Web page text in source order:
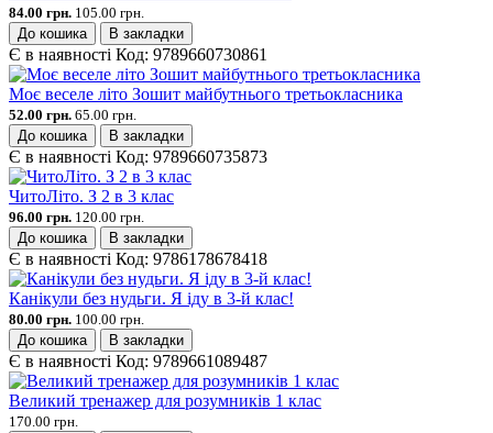
84.00 грн. 105.00 грн.
До кошика
В закладки
Є в наявності Код: 9789660730861
Моє веселе літо Зошит майбутнього третьокласника
52.00 грн. 65.00 грн.
До кошика
В закладки
Є в наявності Код: 9789660735873
ЧитоЛіто. З 2 в 3 клас
96.00 грн. 120.00 грн.
До кошика
В закладки
Є в наявності Код: 9786178678418
Канікули без нудьги. Я іду в 3-й клас!
80.00 грн. 100.00 грн.
До кошика
В закладки
Є в наявності Код: 9789661089487
Великий тренажер для розумників 1 клас
170.00 грн.